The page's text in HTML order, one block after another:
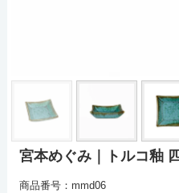
宮本めぐみ｜トルコ釉
商品番号：mmd06